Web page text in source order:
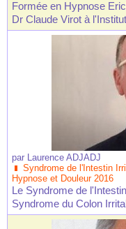
Formée en Hypnose
Dr Claude Virot à
par Laurence ADJADJ
Syndrome de l'Intestin
Hypnose et Douleur 2016
Le Syndrome de
Syndrome du Colon